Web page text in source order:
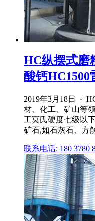
HC纵摆式磨
酸钙HC1500
2019年3月18日 ·
材、化工、矿山等
工莫氏硬度七级以
矿石,如石灰石、方
联系电话: 180 3780